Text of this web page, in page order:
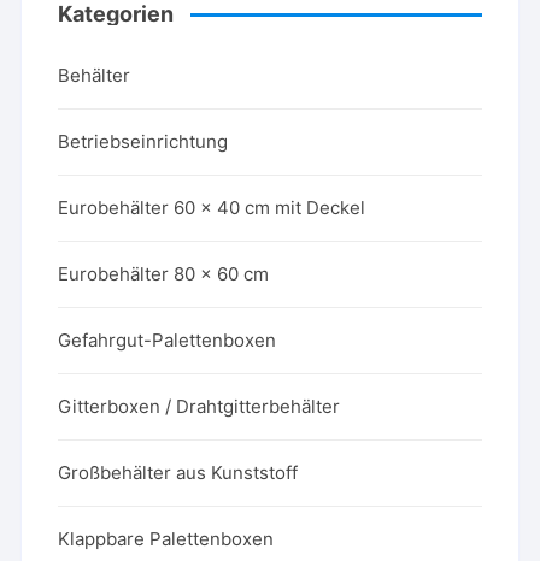
Kategorien
Behälter
Betriebseinrichtung
Eurobehälter 60 x 40 cm mit Deckel
Eurobehälter 80 x 60 cm
Gefahrgut-Palettenboxen
Gitterboxen / Drahtgitterbehälter
Großbehälter aus Kunststoff
Klappbare Palettenboxen